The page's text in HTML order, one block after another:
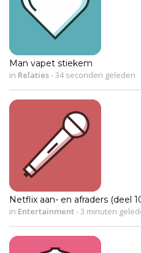
Man vapet stiekem
in Relaties-34 seconden geleden
Netflix aan- en afraders (deel
in Entertainment-3 minuten